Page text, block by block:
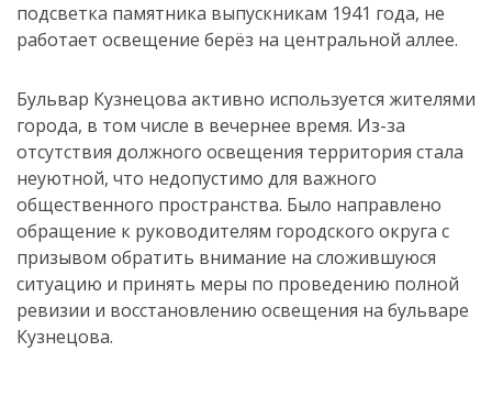
подсветка памятника выпускникам 1941 года, не
работает освещение берёз на центральной аллее.
Бульвар Кузнецова активно используется жителями
города, в том числе в вечернее время. Из-за
отсутствия должного освещения территория стала
неуютной, что недопустимо для важного
общественного пространства. Было направлено
обращение к руководителям городского округа с
призывом обратить внимание на сложившуюся
ситуацию и принять меры по проведению полной
ревизии и восстановлению освещения на бульваре
Кузнецова.